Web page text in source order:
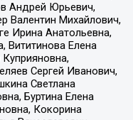
Андрей Юрьевич,
Валентин Михайлович,
Ирина Анатольевна,
Вититинова Елена
Сергей Иванович,
Светлана
Буртина Елена
Кокорина